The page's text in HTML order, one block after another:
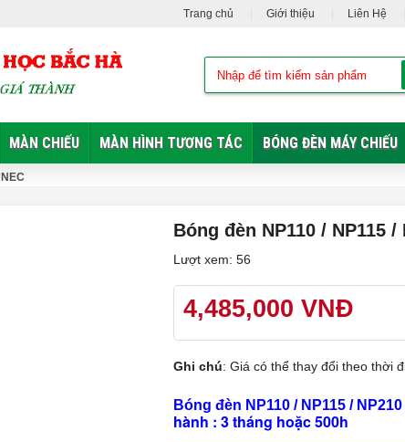
Trang chủ Giới thiệu Liên Hệ
MÀN CHIẾU MÀN HÌNH TƯƠNG TÁC BÓNG ĐÈN MÁY CHIẾU
Bóng đèn NP110 / NP115 /
Lượt xem: 56
4,485,000 VNĐ
Ghi chú: Giá có thể thay đổi theo thời
Bóng đèn NP110 / NP115 /
hành : 3 tháng hoặc 500h